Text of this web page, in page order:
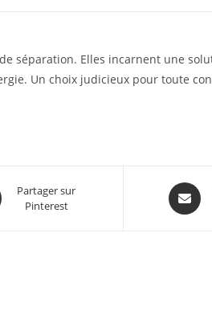
séparation. Elles incarnent une
Un choix judicieux pour toute
Partager sur
Pinterest